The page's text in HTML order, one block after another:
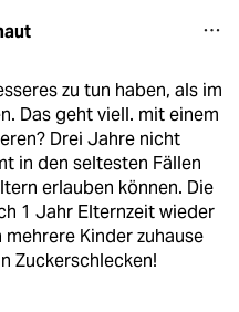
zu tun haben, als im
Das geht viell. mit einem
Drei Jahre nicht
in den seltesten Fällen
erlauben können. Die
1 Jahr Elternzeit wieder
mehrere Kinder zuhause
Zuckerschlecken!